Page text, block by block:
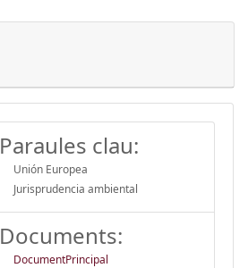
Paraules clau:
Unión Europea
Jurisprudencia ambiental
Documents:
DocumentPrincipal